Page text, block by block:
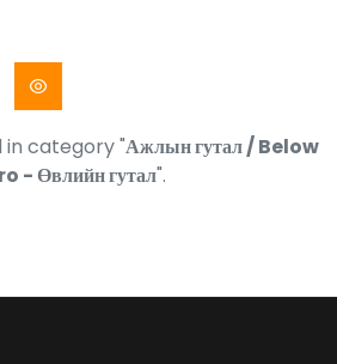
category "Ажлын гутал / Below
- Өвлийн гутал".